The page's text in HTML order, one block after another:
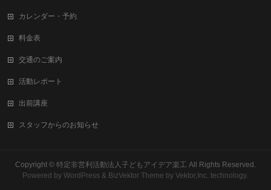
カレンダー・予約
料金表
交通のご案内
活動レポート
出前講座
スタッフからのお知らせ
Copyright © 特定非営利活動法人子どもアイデア楽工 All Rights Reserved.
Powered byWordPress & BizVektor Theme byVektor,Inc. technology.